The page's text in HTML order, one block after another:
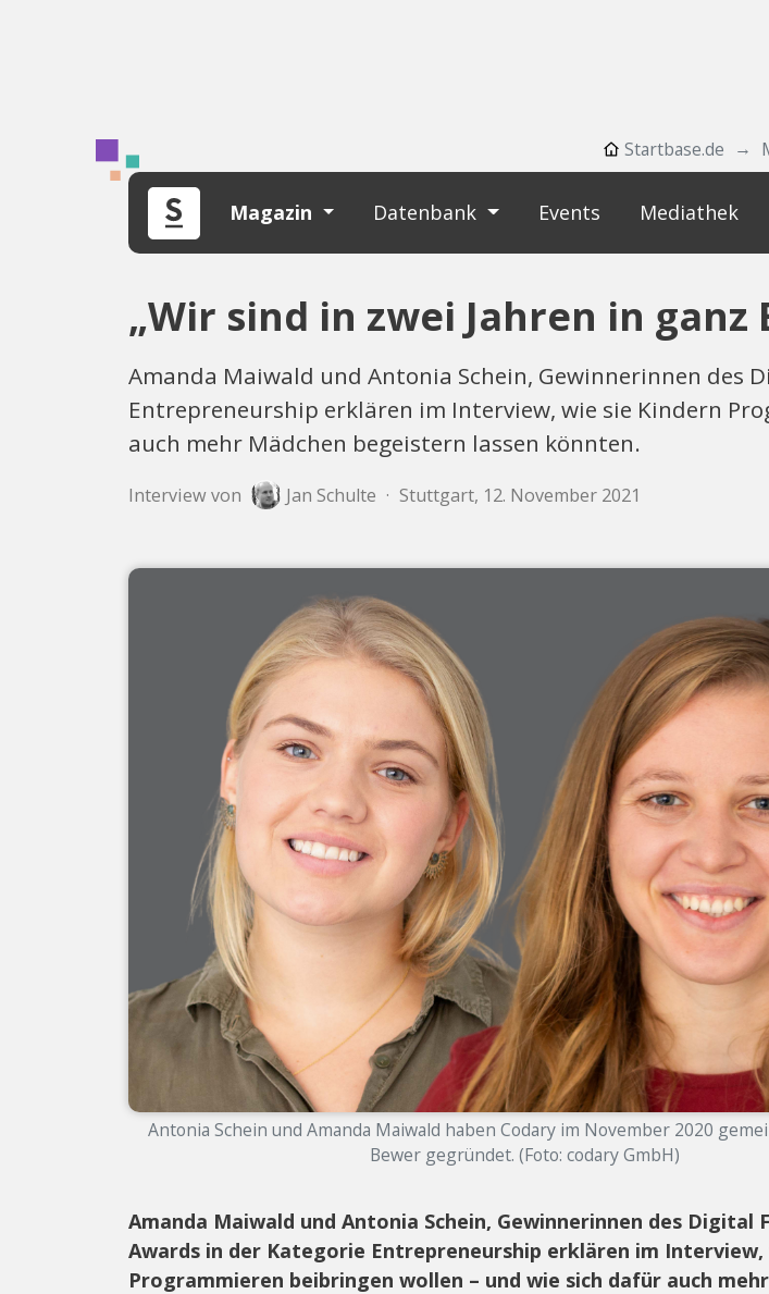
Startbase.de
Magazin Datenbank Events Mediathek
„Wir sind in zwei Jahren in ganz
Amanda Maiwald und Antonia Schein, Gewinnerinnen des
Entrepreneurship erklären im Interview, wie sie Kindern
auch mehr Mädchen begeistern lassen könnten.
Interview von Jan Schulte · Stuttgart, 12. November 2021
Antonia Schein und Amanda Maiwald haben Codary im November 2020
Bewer gegründet. (Foto: codary GmbH)
Amanda Maiwald und Antonia Schein, Gewinnerinnen des Digital
Awards in der Kategorie Entrepreneurship erklären im Interview,
Programmieren beibringen wollen – und wie sich dafür auch